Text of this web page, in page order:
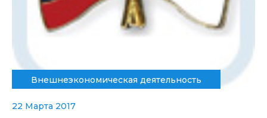
Внешнеэкономическая деятельность
22 Марта 2017